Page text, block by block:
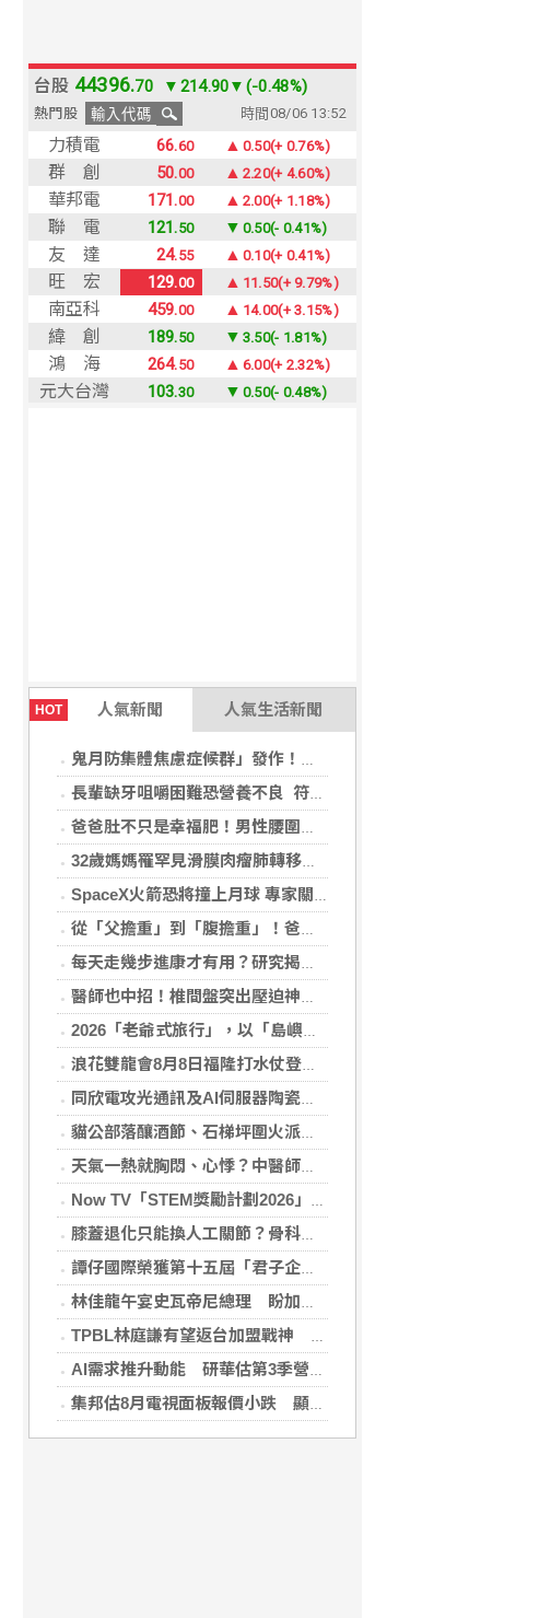
HOT 人氣新聞 人氣生活新聞
鬼月防集體焦慮症候群」發作！醫揭：安度民俗月2大「認知調適」對策
長輩缺牙咀嚼困難恐營養不良 符合「這二身分」可申請假牙補助
爸爸肚不只是幸福肥！男性腰圍逾90公分 醫籲留意脂肪肝風險
32歲媽媽罹罕見滑膜肉瘤肺轉移！立體定位精準放療SBRT，控制轉移病灶
SpaceX火箭恐將撞上月球 專家關注衝擊後果
從「父擔重」到「腹擔重」！爸爸肚恐暗藏中年男性健康危機
每天走幾步進康才有用？研究揭：5000步即可降低37%死亡風險
醫師也中招！椎間盤突出壓迫神經 微創內視鏡手術助重返正常生活
2026「老爺式旅行」，以「島嶼的弦外之音」為題 帶旅人開箱歌劇院後台、探訪地下舞廳年代及體驗民歌
浪花雙龍會8月8日福隆打水仗登場 尚有免費名額快報名，還可抽住宿券！
同欣電攻光通訊及AI伺服器陶瓷基板 明年業績看佳
貓公部落釀酒節、石梯坪圍火派對 分別在中秋與國慶連假登場
天氣一熱就胸悶、心悸？中醫師提醒：高溫讓心臟負擔大增，別輕忽身體警訊
Now TV「STEM獎勵計劃2026」正式開始｜獲長隆度假區全力支持 推出《主題樂園有趣科學大探索》第二季及「長隆小科學家大獎」
膝蓋退化只能換人工關節？骨科醫師解析「退化性關節炎」治療評估
譚仔國際榮獲第十五屆「君子企業獎」 卓越ESG及營商表現備受肯定
林佳龍午宴史瓦帝尼總理 盼加強各領域雙邊合作
TPBL林庭謙有望返台加盟戰神 陳冠全笑稱不是AI嗎
AI需求推升動能 研華估第3季營收雙增、毛利率持穩
集邦估8月電視面板報價小跌 顯示器及NB面板持平